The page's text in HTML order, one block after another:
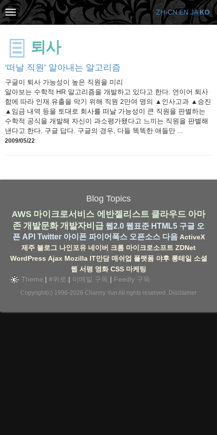
퇴사
‘떠날 직원’ 알아내는 알고리즘
구글이 퇴사 가능성이 높은 직원을 미리
알아보는 수학적 HR 알고리즘을 개발하고 있다고 한다. 연이어 퇴사
함에 따라 인재 유출을 막기 위해 직원 2만여 명의 ▲인사고과 ▲승진
▲임금 내역 등을 토대로 회사를 떠날 가능성이 큰 직원을 판별하는
수학적 공식을 개발해 자신이 과소평가됐다고 느끼는 직원을 판별해
낸다고 한다. 구글 답다. 구글의 경우, 다들 똑똑한 애들만 ...
2009/05/22
Blog Topics
AWS 마이크로서비스 에반젤리스트 클라우드 아마
존 개발문화 개발자비급 웹2.0 웹표준 HTML5 구글 오
픈 API Twitter 아이폰 파이어폭스 오픈소스 다음 ActiveX
제주 블로그 나인포유 네이버 크롬 마이크로소프트 ZDNet
WordPress Ajax Mozilla IT만담 매쉬업 플랫폼 야후 롱테일 소셜
웹 서평 영화 CSS 마케팅
Theme | #위로 | 이메일 구독 | Feedly 구독
Copyright(c) 1996-2026 Channy Yun All rights reserved. Disclaimer
ZH-CN EN JA KO